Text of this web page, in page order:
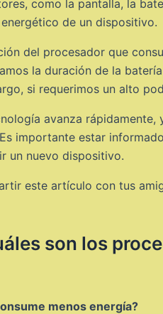
como la pantalla, la
de un dispositivo.
del procesador que
la duración de la
si requerimos un alto
avanza
importante estar
un nuevo dispositivo.
este artículo con tus
son los
menos energía?